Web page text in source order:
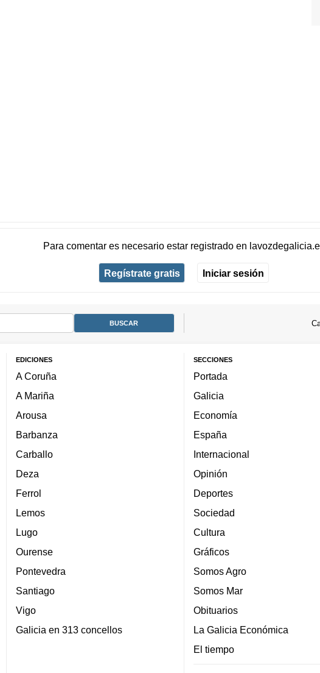
Para comentar es necesario estar registradoen
Regístrate gratis Iniciar sesión
EDICIONES
A Coruña
A Mariña
Arousa
Barbanza
Carballo
Deza
Ferrol
Lemos
Lugo
Ourense
Pontevedra
Santiago
Vigo
Galicia en 313 concellos
SECCIONES
Portada
Galicia
Economía
España
Internacional
Opinión
Deportes
Sociedad
Cultura
Gráficos
Somos Agro
Somos Mar
Obituarios
La Galicia Económica
El tiempo